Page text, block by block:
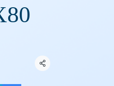
Share